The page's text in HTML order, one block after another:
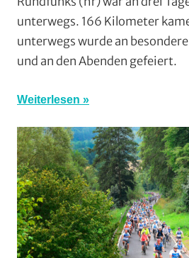
unterwegs. 166 Kilometer
unterwegs wurde an
und an den Abenden gefeiert.
Weiterlesen